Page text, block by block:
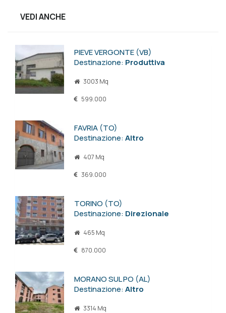
VEDI ANCHE
PIEVE VERGONTE (VB)
Destinazione: Produttiva
3003 Mq
599.000
FAVRIA (TO)
Destinazione:Altro
407 Mq
369.000
TORINO (TO)
Destinazione: Direzionale
465 Mq
870.000
MORANO SUL PO (AL)
Destinazione:Altro
3314 Mq